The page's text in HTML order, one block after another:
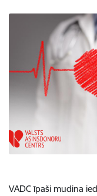
VADC īpaši mudina